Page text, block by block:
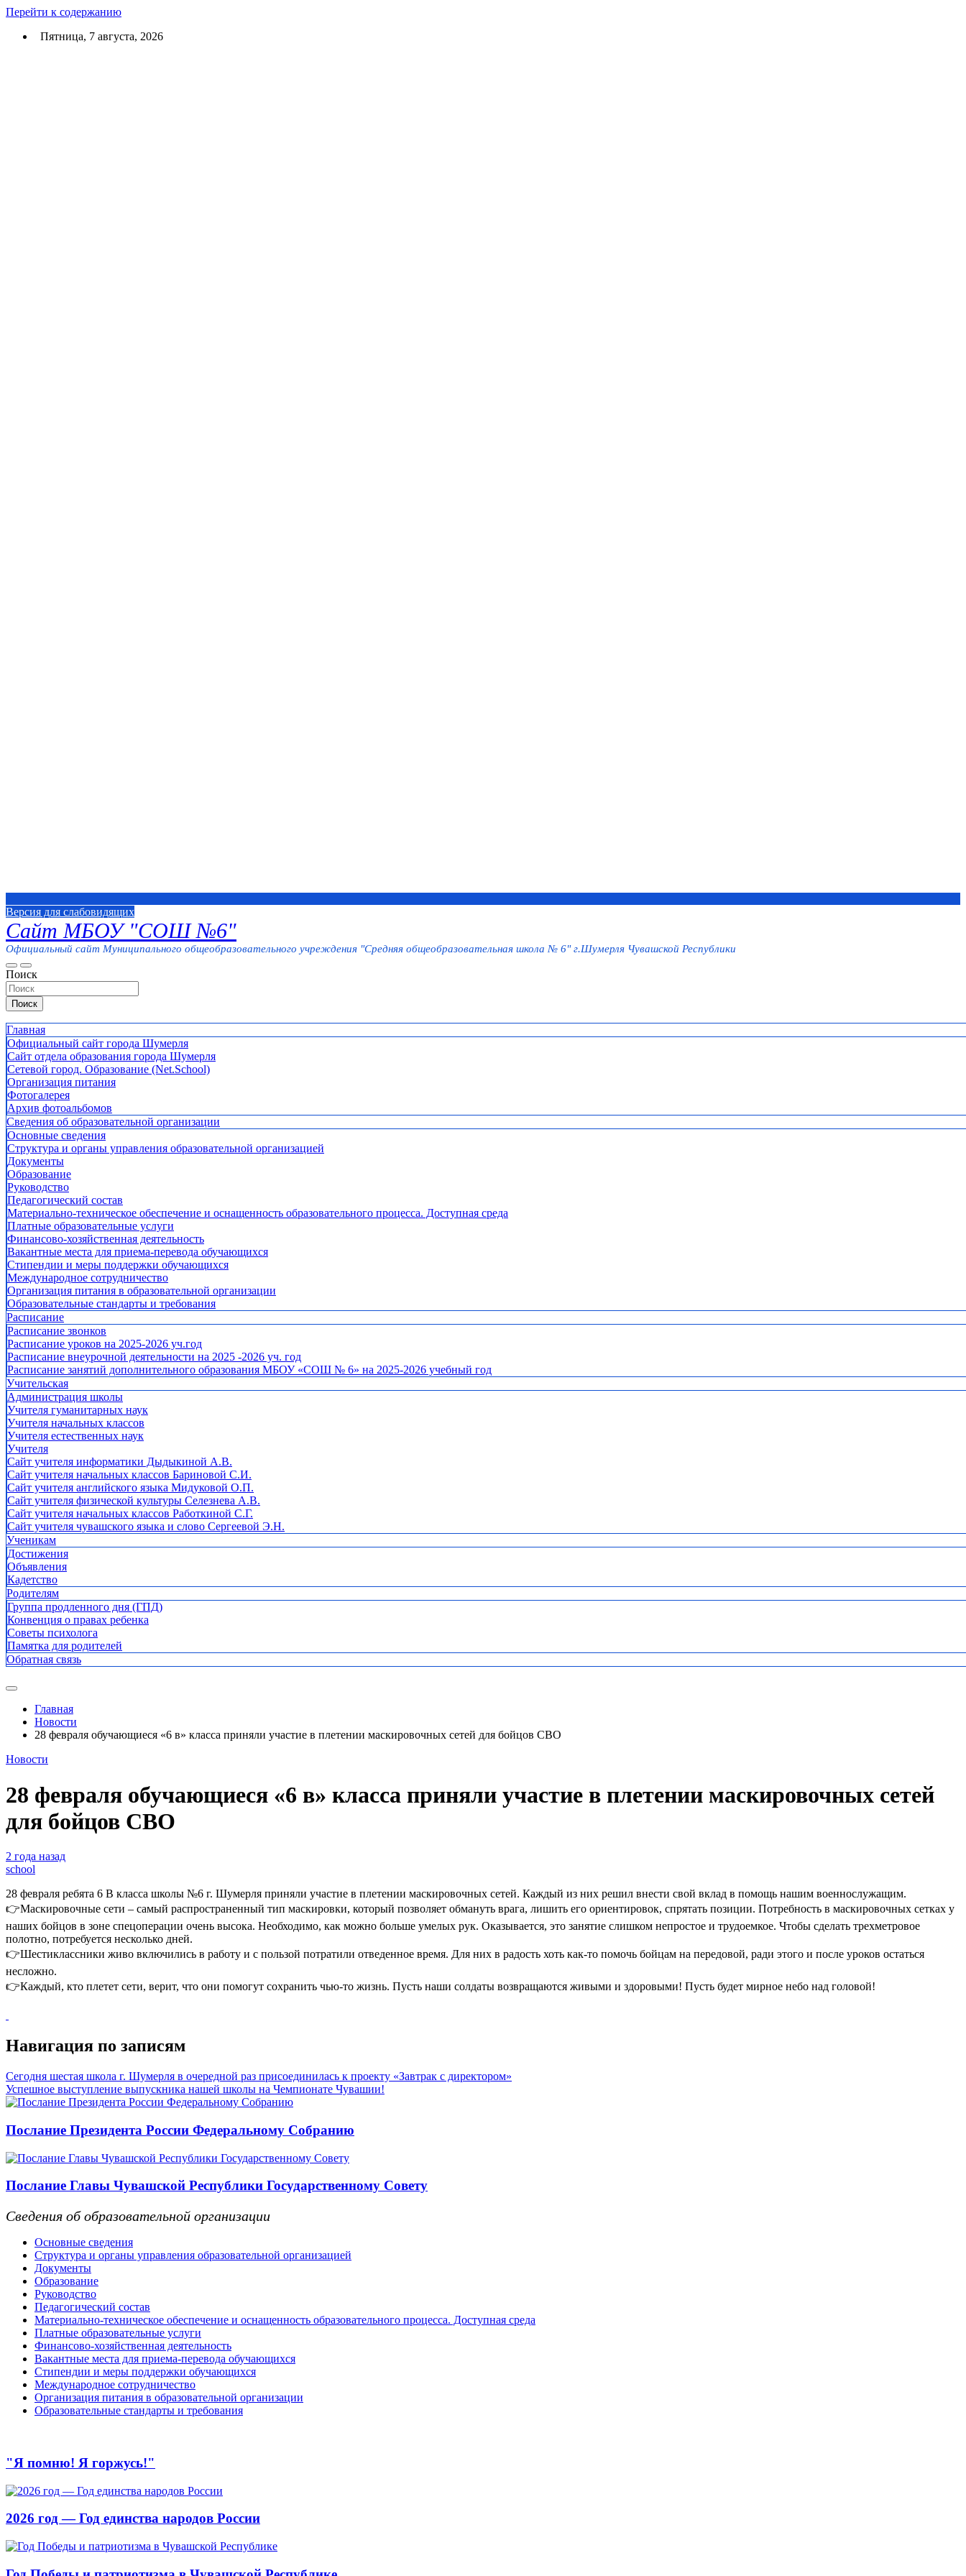
Перейти к содержанию
Пятница, 7 августа, 2026
Версия для слабовидящих
Сайт МБОУ "СОШ №6"
Официальный сайт Муниципального общеобразовательного учреждения "Средняя общеобразовательная школа № 6" г.Шумерля Чувашской Республики
Поиск
Поиск
Главная
Официальный сайт города Шумерля
Сайт отдела образования города Шумерля
Сетевой город. Образование (Net.School)
Организация питания
Фотогалерея
Архив фотоальбомов
Сведения об образовательной организации
Основные сведения
Структура и органы управления образовательной организацией
Документы
Образование
Руководство
Педагогический состав
Материально-техническое обеспечение и оснащенность образовательного процесса. Доступная среда
Платные образовательные услуги
Финансово-хозяйственная деятельность
Вакантные места для приема-перевода обучающихся
Стипендии и меры поддержки обучающихся
Международное сотрудничество
Организация питания в образовательной организации
Образовательные стандарты и требования
Расписание
Расписание звонков
Расписание уроков на 2025-2026 уч.год
Расписание внеурочной деятельности на 2025 -2026 уч. год
Расписание занятий дополнительного образования МБОУ «СОШ № 6» на 2025-2026 учебный год
Учительская
Администрация школы
Учителя гуманитарных наук
Учителя начальных классов
Учителя естественных наук
Учителя
Cайт учителя информатики Дыдыкиной А.В.
Сайт учителя начальных классов Бариновой С.И.
Сайт учителя английского языка Мидуковой О.П.
Сайт учителя физической культуры Селезнева А.В.
Сайт учителя начальных классов Работкиной С.Г.
Сайт учителя чувашского языка и слово Сергеевой Э.Н.
Ученикам
Достижения
Объявления
Кадетство
Родителям
Группа продленного дня (ГПД)
Конвенция о правах ребенка
Советы психолога
Памятка для родителей
Обратная связь
Главная
Новости
28 февраля обучающиеся «6 в» класса приняли участие в плетении маскировочных сетей для бойцов СВО
Новости
28 февраля обучающиеся «6 в» класса приняли участие в плетении маскировочных сетей
для бойцов СВО
2 года назад
school
28 февраля ребята 6 В класса школы №6 г. Шумерля приняли участие в плетении маскировочных сетей. Каждый из них решил внести свой вклад в помощь нашим военнослужащим.
👉Маскировочные сети – самый распространенный тип маскировки, который позволяет обмануть врага, лишить его ориентировок, спрятать позиции. Потребность в маскировочных сетках у
наших бойцов в зоне спецоперации очень высока. Необходимо, как можно больше умелых рук. Оказывается, это занятие слишком непростое и трудоемкое. Чтобы сделать трехметровое
полотно, потребуется несколько дней.
👉Шестиклассники живо включились в работу и с пользой потратили отведенное время. Для них в радость хоть как-то помочь бойцам на передовой, ради этого и после уроков остаться
несложно.
👉Каждый, кто плетет сети, верит, что они помогут сохранить чью-то жизнь. Пусть наши солдаты возвращаются живыми и здоровыми! Пусть будет мирное небо над головой!
Навигация по записям
Сегодня шестая школа г. Шумерля в очередной раз присоединилась к проекту «Завтрак с директором»
Успешное выступление выпускника нашей школы на Чемпионате Чувашии!
Послание Президента России Федеральному Собранию
Послание Главы Чувашской Республики Государственному Совету
Сведения об образовательной организации
Основные сведения
Структура и органы управления образовательной организацией
Документы
Образование
Руководство
Педагогический состав
Материально-техническое обеспечение и оснащенность образовательного процесса. Доступная среда
Платные образовательные услуги
Финансово-хозяйственная деятельность
Вакантные места для приема-перевода обучающихся
Стипендии и меры поддержки обучающихся
Международное сотрудничество
Организация питания в образовательной организации
Образовательные стандарты и требования
"Я помню! Я горжусь!"
2026 год — Год единства народов России